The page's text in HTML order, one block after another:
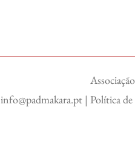
info@padmakara.pt | Política